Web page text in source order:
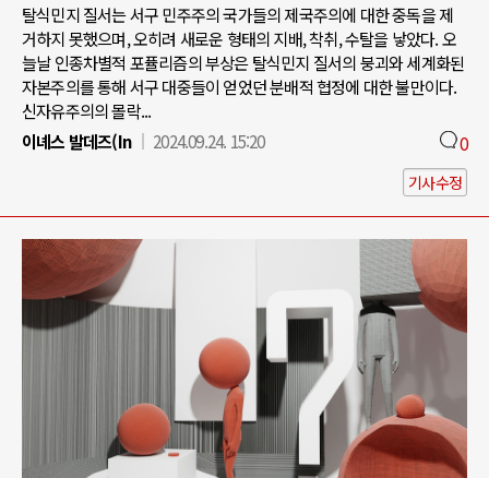
탈식민지 질서는 서구 민주주의 국가들의 제국주의에 대한 중독을 제
거하지 못했으며, 오히려 새로운 형태의 지배, 착취, 수탈을 낳았다. 오
늘날 인종차별적 포퓰리즘의 부상은 탈식민지 질서의 붕괴와 세계화된
자본주의를 통해 서구 대중들이 얻었던 분배적 협정에 대한 불만이다.
신자유주의의 몰락...
이녜스 발데즈(In
2024.09.24. 15:20 0
기사수정